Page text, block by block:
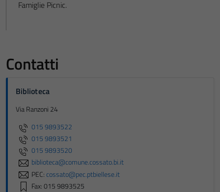
Famiglie Picnic.
Contatti
Biblioteca
Via Ranzoni 24
015 9893522
015 9893521
015 9893520
biblioteca@comune.cossato.bi.it
PEC:cossato@pec.ptbiellese.it
Fax: 015 9893525